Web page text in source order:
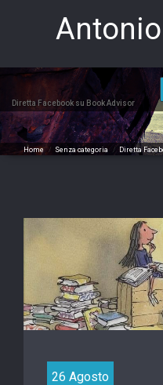
Diretta Facebook su Book Advisor
Home / Senza categoria / Diretta
26 Agosto